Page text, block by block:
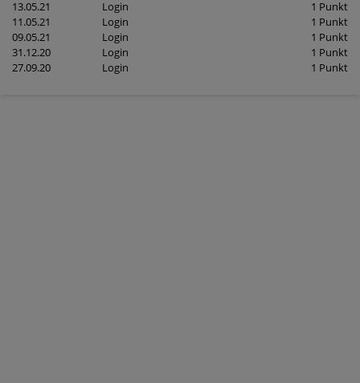
13.05.21 Login
1 Punkt
11.05.21
Login
1 Punkt
09.05.21
Login
1 Punkt
31.12.20
Login
1 Punkt
27.09.20
Login 1 Punkt